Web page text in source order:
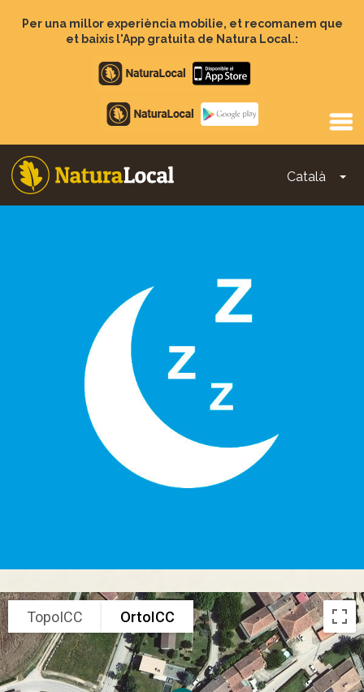
Per una millor experiència mobilie, et recomanem que
et baixis l'App gratuita de Natura Local.:
Apple
store
Google
Play
Català
Main
TopoICC OrtoICC